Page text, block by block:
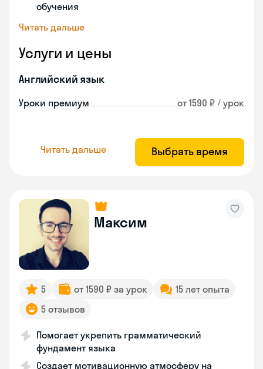
обучения
Читать дальше
Услуги и цены
Английский язык
Уроки премиум от 1590 ₽ / урок
Читать дальше Выбрать время
Максим
5 от 1590 ₽ за урок
15 лет опыта
5 отзывов
Помогает укрепить грамматический
фундамент языка
Создает мотивационную атмосферу на